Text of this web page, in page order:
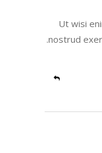
Ut wisi
nostrud